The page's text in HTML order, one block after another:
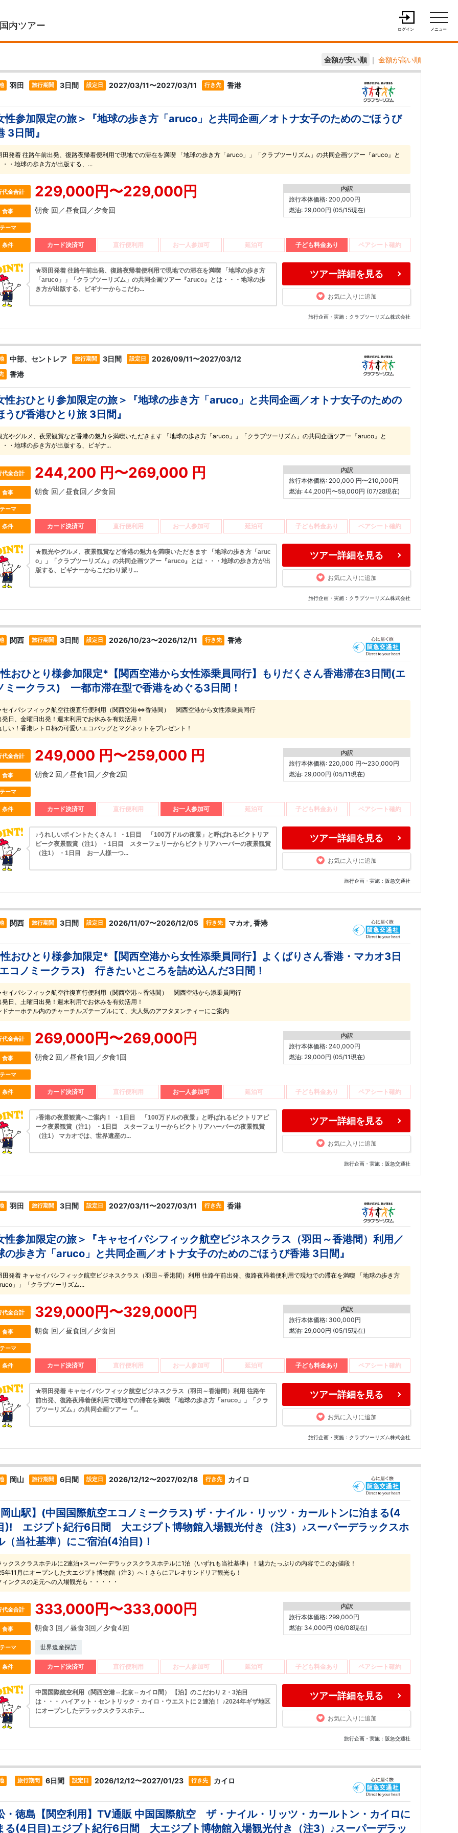
国内ツアー ログイン メニュー
金額が安い順 ｜ 金額が高い順
羽田 旅行期間 3日間 設定日 2027/03/11〜2027/03/11 行き先 香港
性参加限定の旅＞『地球の歩き方「aruco」と共同企画／オトナ女子のためのごほうび
3日間』
発着 往路午前出発、復路夜帰着便利用で現地での滞在を満喫 「地球の歩き方「aruco」」「クラブツーリズム」の共同企画ツアー『aruco』と
・・地球の歩き方が出版する、...
代金合計 229,000円〜229,000円
食事 朝食 回／昼食回／夕食回
内訳
旅行本体価格: 200,000円
燃油: 29,000円 (05/15現在)
テーマ
条件 カード決済可 直行便利用 お一人参加可 延泊可 子ども料金あり ペアシート確約
★羽田発着 往路午前出発、復路夜帰着便利用で現地での滞在を満喫 「地球の歩き方
「aruco」」「クラブツーリズム」の共同企画ツアー『aruco』とは・・・地球の歩
き方が出版する、ビギナーからこだわ...
ツアー詳細を見る
お気に入りに追加
旅行企画・実施：クラブツーリズム株式会社
中部、セントレア 旅行期間 3日間 設定日 2026/09/11〜2027/03/12
香港
性おひとり参加限定の旅＞『地球の歩き方「aruco」と共同企画／オトナ女子のための
うび香港ひとり旅 3日間』
やグルメ、夜景観賞など香港の魅力を満喫いただきます 「地球の歩き方「aruco」」「クラブツーリズム」の共同企画ツアー『aruco』と
・・地球の歩き方が出版する、ビギナ...
代金合計 244,200 円〜269,000 円
食事 朝食 回／昼食回／夕食回
内訳
旅行本体価格: 200,000 円〜210,000円
燃油: 44,200円〜59,000円 (07/28現在)
テーマ
条件 カード決済可 直行便利用 お一人参加可 延泊可 子ども料金あり ペアシート確約
★観光やグルメ、夜景観賞など香港の魅力を満喫いただきます 「地球の歩き方「aruc
o」」「クラブツーリズム」の共同企画ツアー『aruco』とは・・・地球の歩き方が出
版する、ビギナーからこだわり派リ...
ツアー詳細を見る
お気に入りに追加
旅行企画・実施：クラブツーリズム株式会社
関西 旅行期間 3日間 設定日 2026/10/23〜2026/12/11 行き先 香港
おひとり様参加限定*【関西空港から女性添乗員同行】もりだくさん香港滞在3日間(エ
ミークラス) 一都市滞在型で香港をめぐる3日間！
セイパシフィック航空往復直行便利用（関西空港⇔香港間） 関西空港から女性添乗員同行
発日、金曜日出発！週末利用でお休みを有効活用！
しい！香港レトロ柄の可愛いエコバッグとマグネットをプレゼント！
代金合計 249,000 円〜259,000 円
食事 朝食2 回／昼食1回／夕食2回
内訳
旅行本体価格: 220,000 円〜230,000円
燃油: 29,000円 (05/11現在)
テーマ
条件 カード決済可 直行便利用 お一人参加可 延泊可 子ども料金あり ペアシート確約
♪うれしいポイントたくさん！ ・1日目 「100万ドルの夜景」と呼ばれるビクトリア
ピーク夜景観賞（注1） ・1日目 スターフェリーからビクトリアハーバーの夜景観賞
（注1） ・1日目 お一人様一つ...
ツアー詳細を見る
お気に入りに追加
旅行企画・実施：阪急交通社
関西 旅行期間 3日間 設定日 2026/11/07〜2026/12/05 行き先 マカオ, 香港
おひとり様参加限定*【関西空港から女性添乗員同行】よくばりさん香港・マカオ3日
コノミークラス) 行きたいところを詰め込んだ3日間！
セイパシフィック航空往復直行便利用（関西空港～香港間） 関西空港から添乗員同行
発日、土曜日出発！週末利用でお休みを有効活用！
ドナーホテル内のチャーチルズテーブルにて、大人気のアフタヌンティーにご案内
代金合計 269,000円〜269,000円
食事 朝食2 回／昼食1回／夕食1回
内訳
旅行本体価格: 240,000円
燃油: 29,000円 (05/11現在)
テーマ
条件 カード決済可 直行便利用 お一人参加可 延泊可 子ども料金あり ペアシート確約
♪香港の夜景観賞へご案内！ ・1日目 「100万ドルの夜景」と呼ばれるビクトリアピ
ーク夜景観賞（注1） ・1日目 スターフェリーからビクトリアハーバーの夜景観賞
（注1） マカオでは、世界遺産の...
ツアー詳細を見る
お気に入りに追加
旅行企画・実施：阪急交通社
羽田 旅行期間 3日間 設定日 2027/03/11〜2027/03/11 行き先 香港
性参加限定の旅＞『キャセイパシフィック航空ビジネスクラス（羽田～香港間）利用／
の歩き方「aruco」と共同企画／オトナ女子のためのごほうび香港 3日間』
発着 キャセイパシフィック航空ビジネスクラス（羽田～香港間）利用 往路午前出発、復路夜帰着便利用で現地での滞在を満喫 「地球の歩き方
」」「クラブツーリズム...
代金合計 329,000円〜329,000円
食事 朝食 回／昼食回／夕食回
内訳
旅行本体価格: 300,000円
燃油: 29,000円 (05/15現在)
テーマ
条件 カード決済可 直行便利用 お一人参加可 延泊可 子ども料金あり ペアシート確約
★羽田発着 キャセイパシフィック航空ビジネスクラス（羽田～香港間）利用 往路午
前出発、復路夜帰着便利用で現地での滞在を満喫 「地球の歩き方「aruco」」「クラ
ブツーリズム」の共同企画ツアー『...
ツアー詳細を見る
お気に入りに追加
旅行企画・実施：クラブツーリズム株式会社
岡山 旅行期間 6日間 設定日 2026/12/12〜2027/02/18 行き先 カイロ
岡山駅】(中国国際航空エコノミークラス) ザ・ナイル・リッツ・カールトンに泊まる(4
)! エジプト紀行6日間 大エジプト博物館入場観光付き（注3）♪スーパーデラックスホ
（当社基準）にご宿泊(4泊目)！
ックスクラスホテルに2連泊+スーパーデラックスクラスホテルに1泊（いずれも当社基準）！魅力たっぷりの内容でこのお値段！
年11月にオープンした大エジプト博物館（注3）へ！さらにアレキサンドリア観光も！
ィンクスの足元への入場観光も・・・・・
代金合計 333,000円〜333,000円
食事 朝食3 回／昼食3回／夕食4回
内訳
旅行本体価格: 299,000円
燃油: 34,000円 (06/08現在)
テーマ 世界遺産探訪
条件 カード決済可 直行便利用 お一人参加可 延泊可 子ども料金あり ペアシート確約
中国国際航空利用（関西空港⇔北京⇔カイロ間） 【泊】のこだわり 2・3泊目
は・・・ ハイアット・セントリック・カイロ・ウエストに２連泊！ ♪2024年ギザ地区
にオープンしたデラックスクラスホテ...
ツアー詳細を見る
お気に入りに追加
旅行企画・実施：阪急交通社
旅行期間 6日間 設定日 2026/12/12〜2027/01/23 行き先 カイロ
・徳島【関空利用】TV通販 中国国際航空 ザ・ナイル・リッツ・カールトン・カイロに
る(4日目)エジプト紀行6日間 大エジプト博物館入場観光付き（注3）♪スーパーデラッ